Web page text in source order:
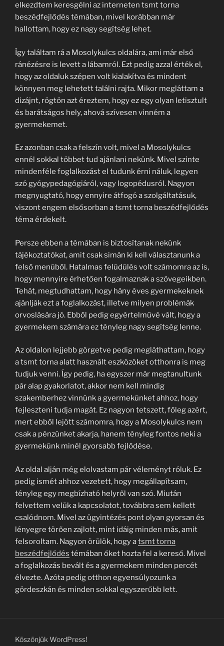
elkezdtem keresgélni az interneten tsmt torna
beszédfejlődés témában, mivel korábban már
hallottam, hogy ez nagy segítség lehet.
Így találtam rá a Mosolykulcs oldalára, ami már első
ránézésre is levett a lábamról. Ezt pedig azzal érték el,
hogy az oldaluk szépen volt kialakítva és mindent
könnyen meg lehetett találni rajta. Mikor megláttam a
dizájnt, rögtön azt éreztem, hogy ez egy olyan letisztult
és barátságos hely, ahová szívesen vinném a
gyermekemet.
Ez azonban csak a felszín volt, mivel a Mosolykulcs
ennél sokkal többet tud ajánlani nekünk. Mivel szinte
mindenféle foglalkozást el tudunk érni náluk, legyen
szó gyógypedagógiáról, vagy logopédusról. Nagyon
megnyugtató, hogy ennyire átfogó a szolgáltatásuk,
viszont engem elsősorban a tsmt torna beszédfejlődés
téma érdekelt.
Persze ebben a témában is biztosítanak nekünk
tájékoztatókat, amit csak simán ki kell választanunk a
felső menüből. Hatalmas felüdülés volt számomra az is,
hogy mennyire érhetően fogalmaznak a szövegeikben.
Tehát, megtudhattam, hogy hány éves gyermekeknek
ajánlják ezt a foglalkozást, illetve milyen problémák
orvoslására jó. Ebből pedig egyértelművé vált, hogy a
gyermekem számára ez tényleg nagy segítség lenne.
Az oldalon lejjebb görgetve pedig megláthattam, hogy
a tsmt torna alatt használt eszközöket otthonra is meg
tudjuk venni. Így pedig, ha egyszer már megtanultunk
pár alap gyakorlatot, akkor nem kell mindig
szakemberhez vinnünk a gyermekünket ahhoz, hogy
fejleszteni tudja magát. Ez nagyon tetszett, főleg azért,
mert ebből lejött számomra, hogy a Mosolykulcs nem
csak a pénzünket akarja, hanem tényleg fontos neki a
gyermekünk minél gyorsabb fejlődése.
Az oldal alján még elolvastam pár véleményt róluk. Ez
pedig ismét ahhoz vezetett, hogy megállapítsam,
tényleg egy megbízható helyről van szó. Miután
felvettem velük a kapcsolatot, továbbra sem kellett
csalódnom. Mivel az ügyintézés pont olyan gyorsan és
lényegre törően zajlott, mint idáig minden más, amit
felsoroltam. Nagyon örülök, hogy atsmt torna
beszédfejlődés témában őket hozta fel a kereső. Mivel
a foglalkozás bevált és a gyermekem minden percét
élvezte. Azóta pedig otthon egyensúlyozunk a
gördeszkán és minden sokkal egyszerűbb lett.
Köszönjük WordPress!